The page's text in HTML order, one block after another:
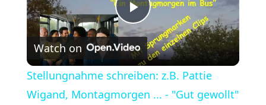
Play
Video
Watch on
Stellungnahme schreiben: z.B. Pattie
Wigand, Montagmorgen ... - "Gut gewollt"